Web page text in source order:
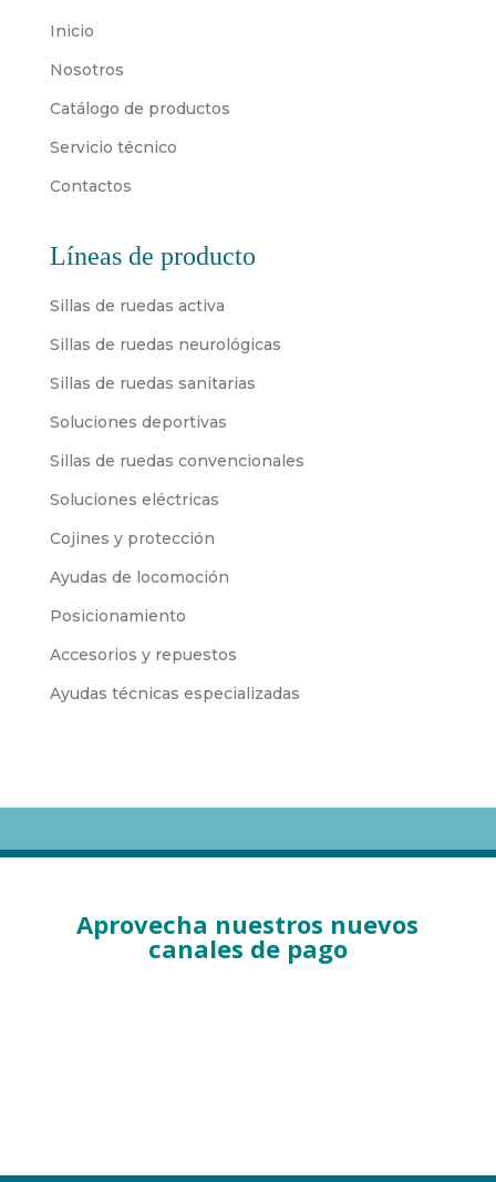
Inicio
Nosotros
Catálogo de productos
Servicio técnico
Contactos
Líneas de producto
Sillas de ruedas activa
Sillas de ruedas neurológicas
Sillas de ruedas sanitarias
Soluciones deportivas
Sillas de ruedas convencionales
Soluciones eléctricas
Cojines y protección
Ayudas de locomoción
Posicionamiento
Accesorios y repuestos
Ayudas técnicas especializadas
Aprovecha nuestros nuevos
canales de pago